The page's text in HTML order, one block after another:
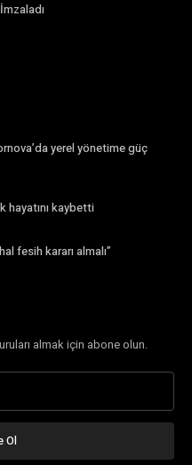
yerel yönetime güç
hayatını kaybetti
fesih kararı almalı”
almak için abone olun.
Ol